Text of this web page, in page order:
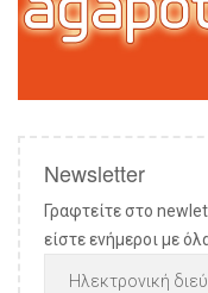
Newsletter
Γραφτείτε στο
είστε ενήμεροι με